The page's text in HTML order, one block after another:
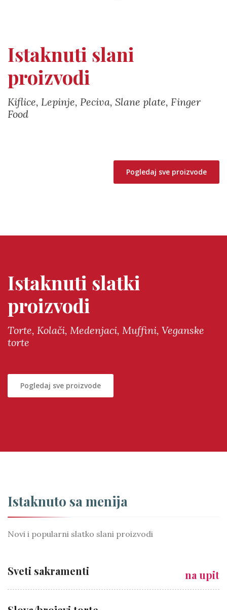
Istaknuti slani
proizvodi
Kiflice, Lepinje, Peciva, Slane plate, Finger
Food
Pogledaj sve proizvode
Istaknuti slatki
proizvodi
Torte, Kolači, Medenjaci, Muffini, Veganske
torte
Pogledaj sve proizvode
Istaknuto sa menija
Novi i popularni slatko slani proizvodi
Sveti sakramenti na upit